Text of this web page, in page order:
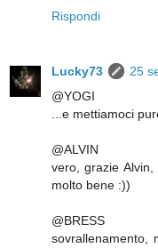
Rispondi
Lucky73
25
@YOGI
...e mettiamoci
@ALVIN
vero, grazie
molto bene :))
@BRESS
sovrallenamento,